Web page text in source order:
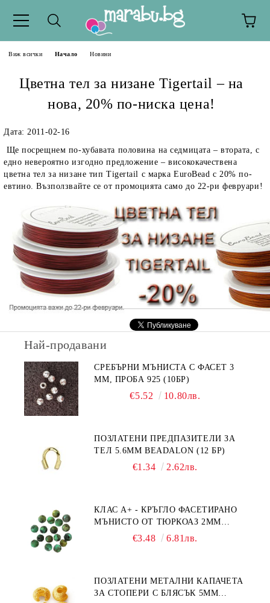
Виж всички Начало Новини
Цветна тел за низане Tigertail – на
нова, 20% по-ниска цена!
Дата: 2011-02-16
Ще посрещнем по-хубавата половина на седмицата – втората, с
едно невероятно изгодно предложение – висококачествена
цветна тел за низане тип Tigertail с марка EuroBead с 20% по-
евтино. Възползвайте се от промоцията само до 22-ри февруари!
Най-продавани
СРЕБЪРНИ МЪНИСТА С ФАСЕТ 3
ММ, ПРОБА 925 (10БР)
€5.52 10.80лв.
ПОЗЛАТЕНИ ПРЕДПАЗИТЕЛИ ЗА
ТЕЛ 5.6ММ BEADALON (12 БР)
€1.34 2.62лв.
КЛАС А+ - КРЪГЛО ФАСЕТИРАНО
МЪНИСТО ОТ ТЮРКОАЗ 2ММ
€3.48 6.81лв.
ПОЗЛАТЕНИ МЕТАЛНИ КАПАЧЕТА
ЗА СТОПЕРИ С БЛЯСЪК 5ММ